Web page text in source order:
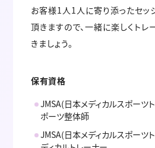
お客様1人1人に寄り添ったセッ
頂きますので、一緒に楽しくトレ
きましょう。
保有資格
JMSA(日本メディカルスポーツ
ポーツ整体師
JMSA(日本メディカルスポーツ